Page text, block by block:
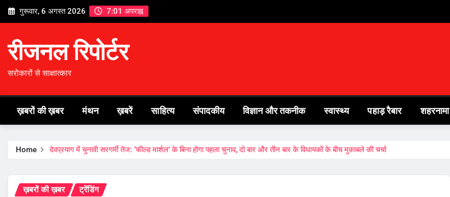
Skip
गुरूवार, 6 अगस्त 2026 7:01 अपराह्न
रीजनल रिपोर्टर
सरोकारों से साक्षात्कार
ख़बरों की ख़बर मंथन ख़बरें साहित्य संपादकीय विज्ञान और तकनीक स्वास्थ्य पहाड़ रैबार शहरनामा
Home देवप्रयाग में चुनावी सरगर्मी तेज: ‘फील्ड मार्शल’ के बिना होगा पहला चुनाव, दो बार और तीन बार के विधायकों के बीच मुकाबले की चर्चा
ख़बरों की ख़बर ट्रेंडिंग